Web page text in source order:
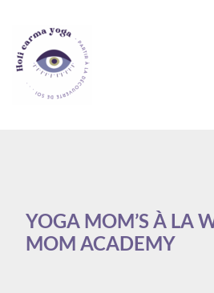
contenu
YOGA MOM’S À LA
MOM ACADEMY